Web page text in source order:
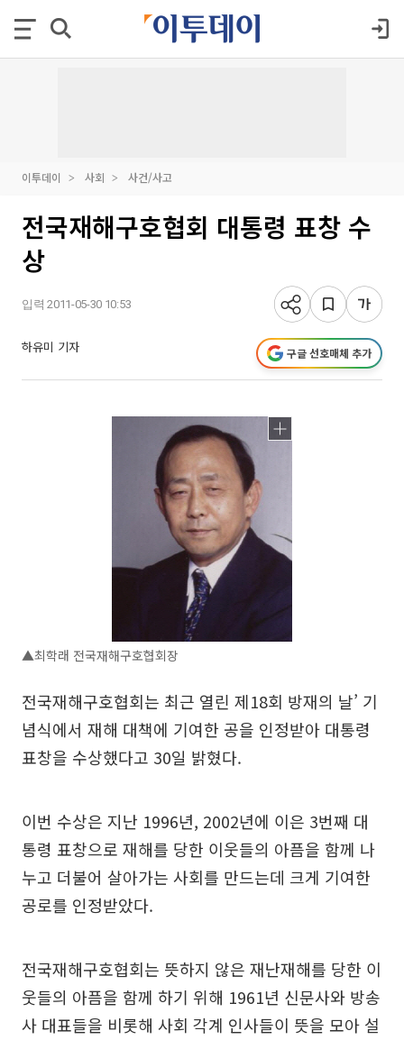
이투데이 사회 사건/사고
전국재해구호협회 대통령 표창 수
상
입력 2011-05-30 10:53
하유미 기자 구글 선호매체 추가
▲최학래 전국재해구호협회장
전국재해구호협회는 최근 열린 제18회 방재의 날’ 기
념식에서 재해 대책에 기여한 공을 인정받아 대통령
표창을 수상했다고 30일 밝혔다.
이번 수상은 지난 1996년, 2002년에 이은 3번째 대
통령 표창으로 재해를 당한 이웃들의 아픔을 함께 나
누고 더불어 살아가는 사회를 만드는데 크게 기여한
공로를 인정받았다.
전국재해구호협회는 뜻하지 않은 재난재해를 당한 이
웃들의 아픔을 함께 하기 위해 1961년 신문사와 방송
사 대표들을 비롯해 사회 각계 인사들이 뜻을 모아 설